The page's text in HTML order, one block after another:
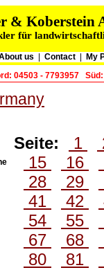
& Koberstein
für
us Contact|
My
04503 - 7793957
Seite: 1
15
16
28
29
41
42
54
55
67
68
80
81